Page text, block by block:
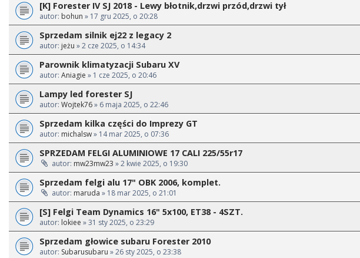
[K] Forester IV SJ 2018 - Lewy błotnik,drzwi przód,drzwi tył
autor: bohun » 17 gru 2025, o 20:28
Sprzedam silnik ej22 z legacy 2
autor: jeżu » 2 cze 2025, o 14:34
Parownik klimatyzacji Subaru XV
autor: Aniagie » 1 cze 2025, o 20:46
Lampy led forester SJ
autor: Wojtek76» 6 maja 2025, o 22:46
Sprzedam kilka części do Imprezy GT
autor: michalsw» 14 mar 2025, o 07:36
SPRZEDAM FELGI ALUMINIOWE 17 CALI 225/55r17
autor: mw23mw23 » 2 kwie 2025, o 19:30
Sprzedam felgi alu 17" OBK 2006, komplet.
autor: maruda » 18 mar 2025, o 21:01
[S] Felgi Team Dynamics 16" 5x100, ET38 - 4SZT.
autor: lokiee » 31 sty 2025, o 23:29
Sprzedam głowice subaru Forester 2010
autor: Subarusubaru » 26 sty 2025, o 23:38